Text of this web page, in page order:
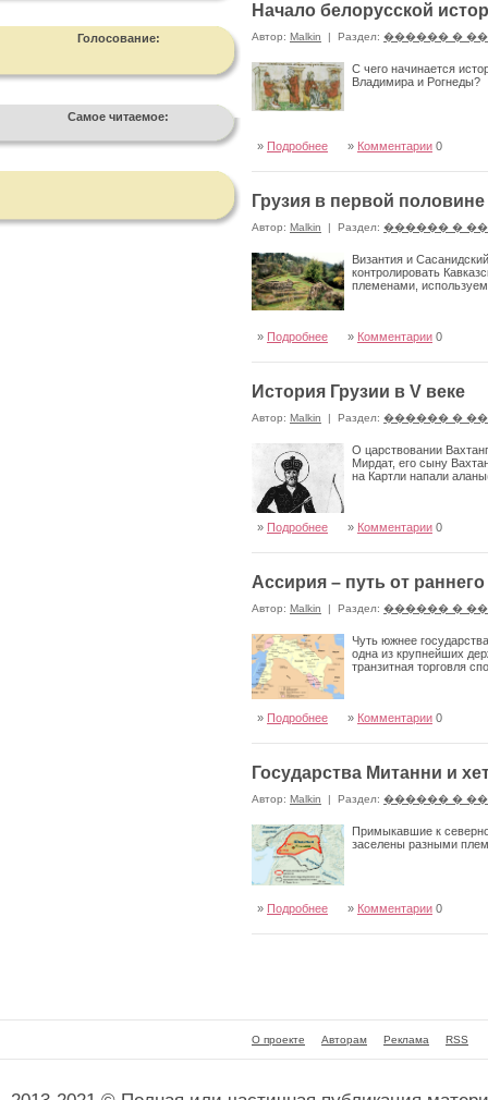
Голосование:
Самое читаемое:
Начало белорусской
Автор: Malkin | Раздел: ������ �
С чего начинается
Владимира и Рогнеды?
» Подробнее » Комментарии 0
Грузия в первой половине
Автор: Malkin | Раздел: ������ �
Византия и
контролировать
племенами,
» Подробнее » Комментарии 0
История Грузии в V веке
Автор: Malkin | Раздел: ������ �
О царствовании
Мирдат, его сыну
на Картли напали
» Подробнее » Комментарии 0
Ассирия – путь от
Автор: Malkin | Раздел: ������ �
Чуть южнее
одна из крупнейших
транзитная торговля
» Подробнее » Комментарии 0
Государства Митанни и
Автор: Malkin | Раздел: ������ �
Примыкавшие к
заселены разными
» Подробнее » Комментарии 0
О проекте Авторам Реклама RSS